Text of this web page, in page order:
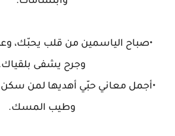
•صباح الياسمين من قلب يحبّك،
وجرح يشفى
•أجمل معاني حبّي أهديها لمن سكن
وطيب المسك.